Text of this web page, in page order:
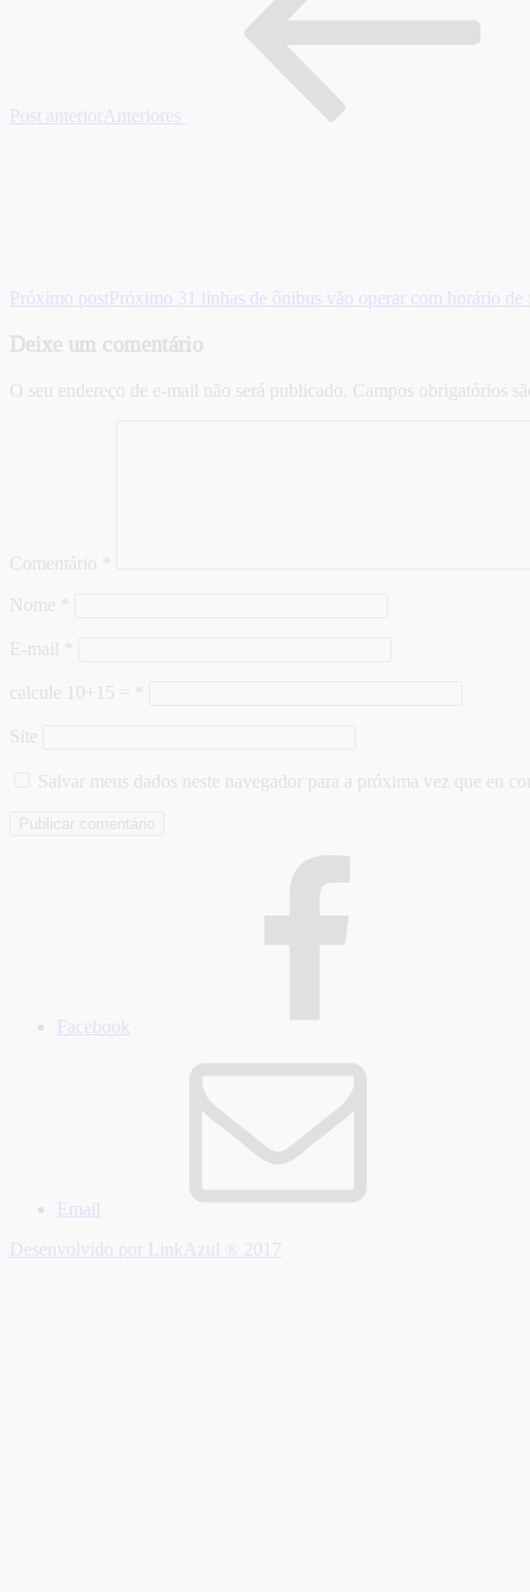
Post anterior Anteriores
Próximo post Próximo 31 linhas de ônibus vão operar com horário de
Deixe um comentário
O seu endereço de e-mail não será publicado. Campos obrigatórios
Comentário
Nome
E-mail
calcule 10+15 =
Site
Salvar meus dados neste navegador para a próxima vez que eu
Facebook
Email
Desenvolvido por LinkAzul ® 2017